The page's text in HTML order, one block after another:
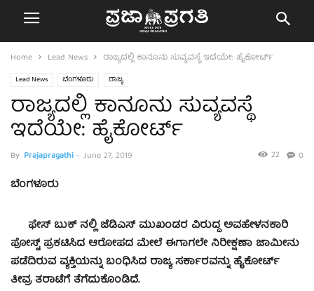
Home Lead News ರಾಜ್ಯದಲ್ಲಿ ಕಾನೂನು ಸುವ್ಯವಸ್ಥೆ ಇದೆಯೇ: ಹೈಕೋರ್ಟ್
Lead News ಬೆಂಗಳೂರು ರಾಜ್ಯ
ರಾಜ್ಯದಲ್ಲಿ ಕಾನೂನು ಸುವ್ಯವಸ್ಥೆ
ಇದೆಯೇ: ಹೈಕೋರ್ಟ್
By Prajapragathi- June 27, 2019 0
22
ಬೆಂಗಳೂರು
ಫೇಸ್ ಬುಕ್ ನಲ್ಲಿ ಜೆಡಿಎಸ್ ಮುಖಂಡರ ವಿರುದ್ಧ ಅವಹೇಳನಕಾರಿ
ಪೋಸ್ಟ್ ಪ್ರಕಟಿಸಿದ ಆರೋಪದ ಮೇಲೆ ಈಗಾಗಲೇ ನಿರೀಕ್ಷಣಾ ಜಾಮೀನು
ಪಡೆದಿರುವ ವ್ಯಕ್ತಿಯನ್ನು ಬಂಧಿಸಿದ ರಾಜ್ಯ ಸರ್ಕಾರವನ್ನು ಹೈಕೋರ್ಟ್
ತೀವ್ರ ತರಾಟೆಗೆ ತೆಗೆದುಕೊಂಡಿದೆ.